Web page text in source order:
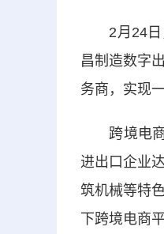
2月24日，
昌制造数字
务商，实现
跨境电商
进出口企业
筑机械等特
下跨境电商